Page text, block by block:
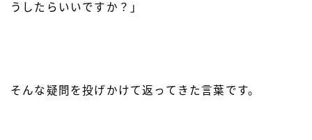
うしたらいいですか？」
そんな疑問を投げかけて返ってきた言葉です。